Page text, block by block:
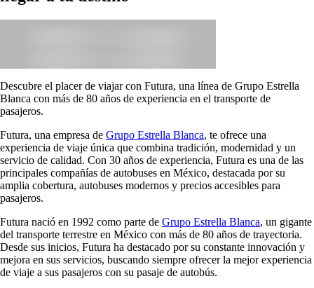
Descubre el placer de viajar con Futura, una línea de Grupo Estrella
Blanca con más de 80 años de experiencia en el transporte de
pasajeros.
Futura, una empresa de Grupo Estrella Blanca, te ofrece una
experiencia de viaje única que combina tradición, modernidad y un
servicio de calidad. Con 30 años de experiencia, Futura es una de las
principales compañías de autobuses en México, destacada por su
amplia cobertura, autobuses modernos y precios accesibles para
pasajeros.
Futura nació en 1992 como parte de Grupo Estrella Blanca, un gigante
del transporte terrestre en México con más de 80 años de trayectoria.
Desde sus inicios, Futura ha destacado por su constante innovación y
mejora en sus servicios, buscando siempre ofrecer la mejor experiencia
de viaje a sus pasajeros con su pasaje de autobús.